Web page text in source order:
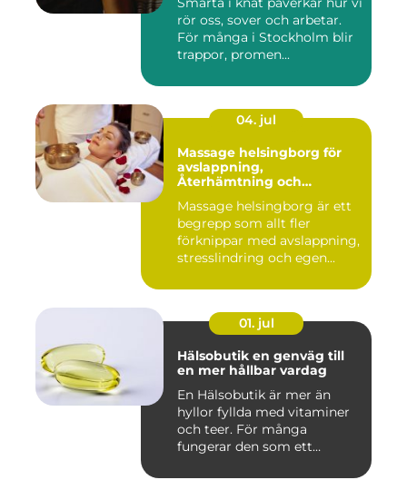
rör oss, sover och arbetar.
För många i Stockholm blir
trappor, promen...
04. jul
Massage helsingborg för
avslappning,
Återhämtning och
Massage helsingborg är ett
begrepp som allt fler
förknippar med avslappning,
stresslindring och egen...
01. jul
Hälsobutik en genväg till
en mer hållbar vardag
En Hälsobutik är mer än
hyllor fyllda med vitaminer
och teer. För många
fungerar den som ett